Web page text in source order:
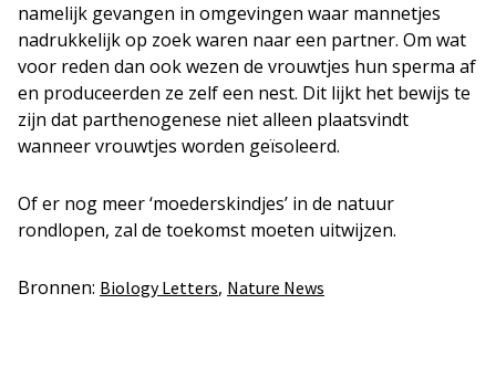
namelijk gevangen in omgevingen waar mannetjes
nadrukkelijk op zoek waren naar een partner. Om wat
voor reden dan ook wezen de vrouwtjes hun sperma af
en produceerden ze zelf een nest. Dit lijkt het bewijs te
zijn dat parthenogenese niet alleen plaatsvindt
wanneer vrouwtjes worden geïsoleerd.
Of er nog meer ‘moederskindjes’ in de natuur
rondlopen, zal de toekomst moeten uitwijzen.
Bronnen: Biology Letters, Nature News